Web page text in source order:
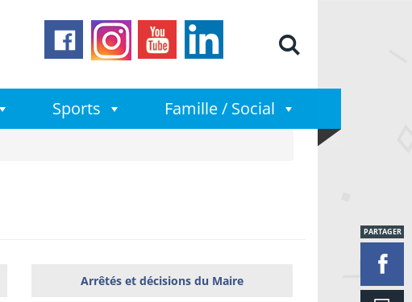
Sports Famille / Social
PARTAGER
Arrêtés et décisions du Maire